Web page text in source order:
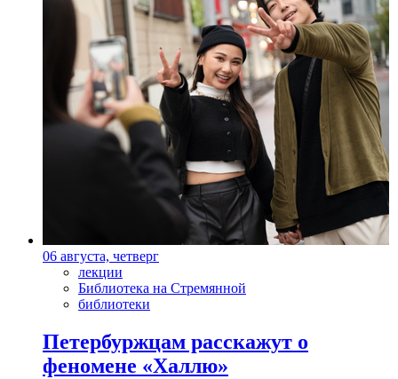
06 августа, четверг
лекции
Библиотека на Стремянной
библиотеки
Петербуржцам расскажут о
феномене «Халлю»